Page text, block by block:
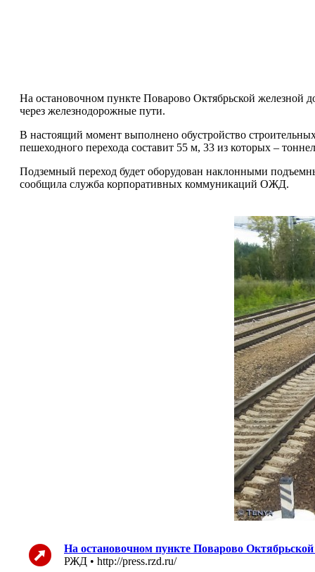
На остановочном пункте Поварово Октябрьской железной
через железнодорожные пути.
В настоящий момент выполнено обустройство
пешеходного перехода составит 55 м, 33 из которых –
Подземный переход будет оборудован наклонными
сообщила служба корпоративных коммуникаций ОЖД.
На остановочном пункте Поварово Октябрьской
РЖД • http://press.rzd.ru/